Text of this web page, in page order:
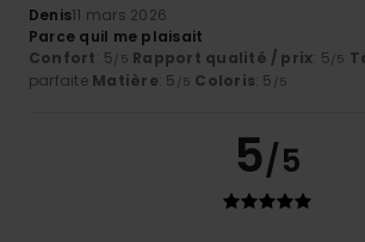
Denis11 mars 2026
Parce quil me plaisait
Confort: 5/5 Rapport qualité / prix: 5/5
parfaite Matière: 5 /5 Coloris: 5 /5
5/5